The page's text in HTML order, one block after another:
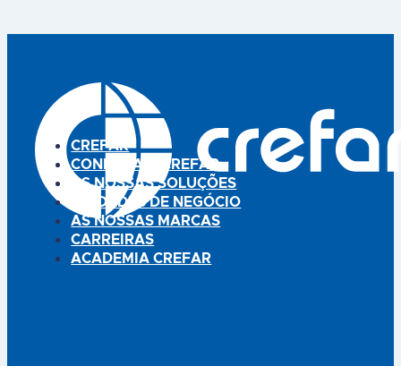
CREFAR
CONHEÇA A CREFAR
AS NOSSAS SOLUÇÕES
UNIDADES DE NEGÓCIO
AS NOSSAS MARCAS
CARREIRAS
ACADEMIA CREFAR